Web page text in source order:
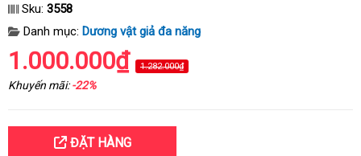
Sku: 3558
Danh mục: Dương vật giả đa năng
1.000.000₫ 1.282.000₫
Khuyến mãi:-22%
ĐẶT HÀNG